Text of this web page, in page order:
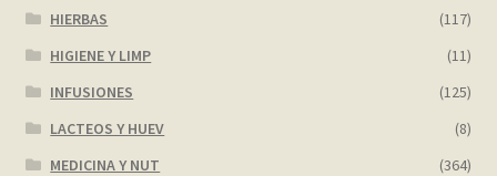
HIERBAS
(117)
HIGIENE Y LIMP
(11)
INFUSIONES
(125)
LACTEOS Y HUEV
(8)
MEDICINA Y NUT
(364)